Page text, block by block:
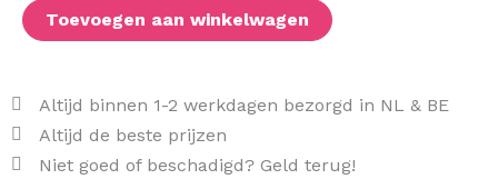
aantalToevoegen aan winkelwagen
Altijd binnen 1-2 werkdagen bezorgd in NL & BE
Altijd de beste prijzen
Niet goed of beschadigd? Geld terug!